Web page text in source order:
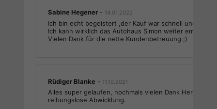
Sabine Hegener - 14.01.2022
Ich bin echt begeistert ,der Kauf war schnell und völlig
Ich kann wirklich das Autohaus Simon weiter
Vielen Dank für die nette Kundenbetreuung ;)
Rüdiger Blanke - 11.10.2021
Alles super gelaufen, nochmals vielen Dank Herr Tutas
reibungslose Abwicklung.